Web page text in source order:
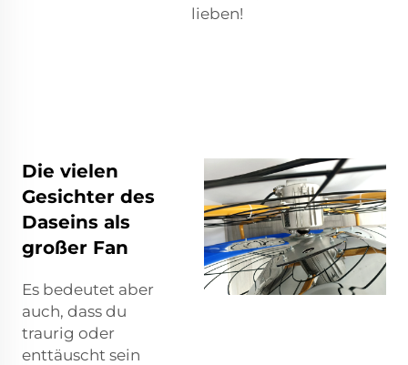
lieben!
Die vielen
Gesichter des
Daseins als
großer Fan
Es bedeutet aber
auch, dass du
traurig oder
enttäuscht sein